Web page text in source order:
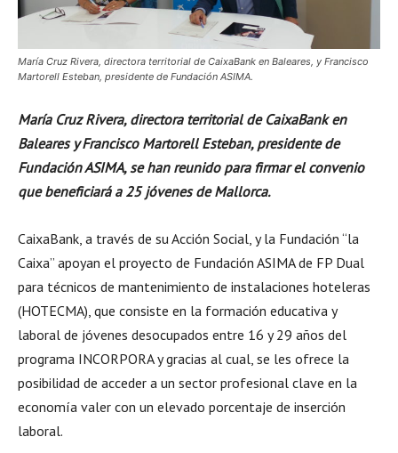
María Cruz Rivera, directora territorial de CaixaBank en Baleares, y Francisco
Martorell Esteban, presidente de Fundación ASIMA.
María Cruz Rivera, directora territorial de CaixaBank en
Baleares y Francisco Martorell Esteban, presidente de
Fundación ASIMA, se han reunido para firmar el convenio
que beneficiará a 25 jóvenes de Mallorca.
CaixaBank, a través de su Acción Social, y la Fundación “la
Caixa” apoyan el proyecto de Fundación ASIMA de FP Dual
para técnicos de mantenimiento de instalaciones hoteleras
(HOTECMA), que consiste en la formación educativa y
laboral de jóvenes desocupados entre 16 y 29 años del
programa INCORPORA y gracias al cual, se les ofrece la
posibilidad de acceder a un sector profesional clave en la
economía valer con un elevado porcentaje de inserción
laboral.